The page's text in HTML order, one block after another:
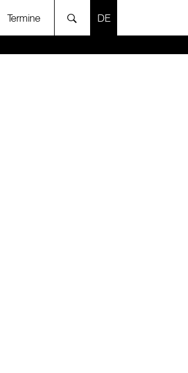
Termine SPRACHE